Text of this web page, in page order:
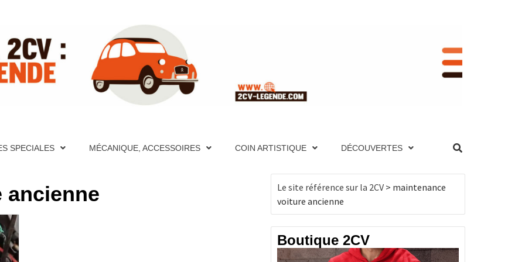
RÉFÉRENCE
LA 2CV
PHOTOS, AIDE MÉCANIQUE ET PAGES TECHNIQUES, MOTEUR, TRANSMISSION, ÉLECTRICITÉ,
DÉTAILLÉES DE TOUTES LES 2CV PAR ANNÉE, BOUTIQUE DE PRODUITS DÉRIVÉS…
SPECIALES MÉCANIQUE, ACCESSOIRES COIN ARTISTIQUE DÉCOUVERTES
ancienne Le site référence sur la 2CV > maintenance
voiture ancienne
Boutique 2CV